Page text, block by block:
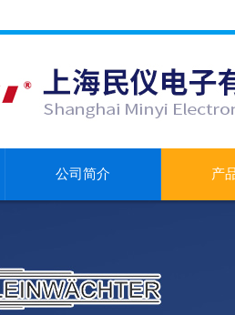
公司简介 产